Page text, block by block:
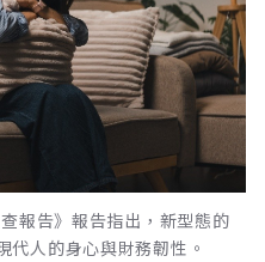
報告》報告指出，新型態的
代人的身心與財務韌性。